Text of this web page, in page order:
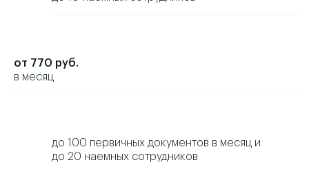
от 770 руб.
в месяц
до 100 первичных документов в месяц и
до 20 наемных сотрудников